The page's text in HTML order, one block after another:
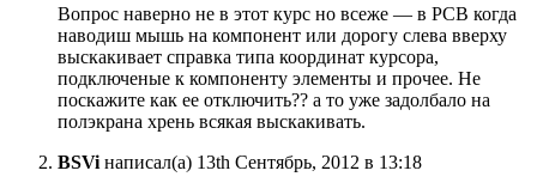
Вопрос наверно не в этот курс но всеже — в PCB когда
наводиш мышь на компонент или дорогу слева вверху
выскакивает справка типа координат курсора,
подключеные к компоненту элементы и прочее. Не
поскажите как ее отключить?? а то уже задолбало на
полэкрана хрень всякая выскакивать.
BSVi написал(а) 13th Сентябрь, 2012 в 13:18